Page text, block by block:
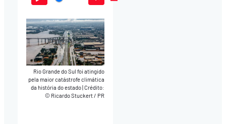
Play Mute
Rio Grande do Sul foi atingido
pela maior catástrofe climática
da história do estado|Crédito:
© Ricardo Stuckert / PR